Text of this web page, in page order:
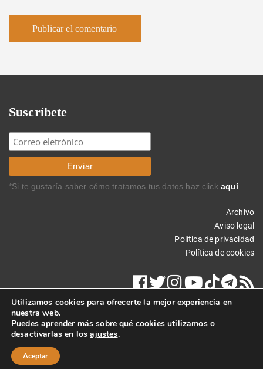
Suscríbete
*Si te gustaría saber cómo tratamos tus datos haz click aquí
Archivo
Aviso legal
Política de privacidad
Política de cookies
Copyright © 2018 Carlos Rodríguez Braun. Todos los derechos
reservados.
Utilizamos cookies para ofrecerte la mejor experiencia en
nuestra web.
Puedes aprender más sobre qué cookies utilizamos o
desactivarlas en losajustes.
Aceptar